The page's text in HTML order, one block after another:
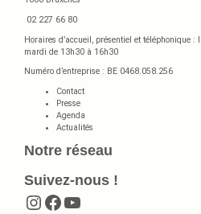
02 227 66 80
Horaires d’accueil, présentiel et téléphonique
mardi de 13h30 à 16h30
Numéro d’entreprise : BE 0468.058.256
Contact
Presse
Agenda
Actualités
Notre réseau
Suivez-nous !
Instagram
Facebook
YouTube